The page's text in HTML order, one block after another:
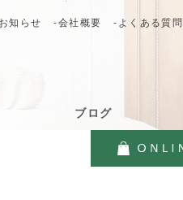
ブログ
知らせ -会社概要 -よくある質問